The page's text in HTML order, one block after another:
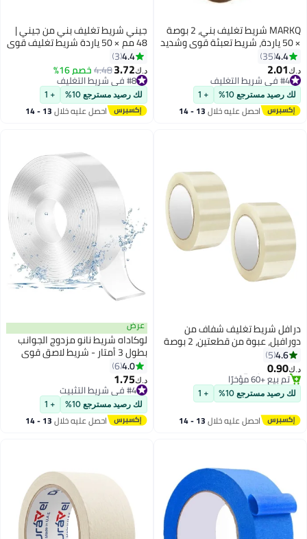
MARKQ شريط تغليف بني، 2 بوصة
× 50 ياردة، شريط تعبئة قوي وشديد
لصناديق الطرود، وصناديق
والحقائب البريدية الكبيرة،
المكتبي [لفة واحدة]
4.4
35
2.01
#4 في شريط التغليف
أقل سعر في 30 يوم
#4 في شريط التغليف
رصيد مسترجع 10% + 1
احصل عليه خلال 13 - 14
جيني شريط تغليف بني من جيني |
48 مم × 50 ياردة شريط تغليف قوي
شديد التحمل لصناديق الطرود،
وصناديق النقل، والأكياس البريدية
الكبيرة، والاستخدام المكتبي [لفة
واحدة]
4.4
3
3.72
4.48خصم 16%
#8 في شريط التغليف
#8 في شريط التغليف
لك رصيد مسترجع 10% + 1
احصل عليه خلال 13 - 14
شريط تغليف شفاف من
دورافيل، عبوة من قطعتين، 2 بوصة
× 50 ياردة، شريط تغليف قوي شديد
لإغلاق صناديق الطرود،
نقل الأثاث، ولوازم المكاتب
4.6
5
0.90
#3 في شريط لصق شفاف
أقل سعر في السنة
تم بيع +60 مؤخرًا
#3 في شريط لصق شفاف
رصيد مسترجع 10% + 1
احصل عليه خلال 13 - 14
عرض
لوكاداه شريط نانو مزدوج الجوانب
بطول 3 أمتار - شريط لاصق قوي
ومتين، لاصق شفاف قوي للتثبيت،
قابل للغسل والإزالة، مناسب لتزيين
الجدران، وإكسسوارات المطبخ،
وخطافات الحمام، وتنظيم الكابلات،
للاستخدام المنزلي والمكتبي
4.0
6
1.75
#4 في شريط التثبيت
تم بيع +50 مؤخرًا
#4 في شريط التثبيت
لك رصيد مسترجع 10% + 1
احصل عليه خلال 13 - 14